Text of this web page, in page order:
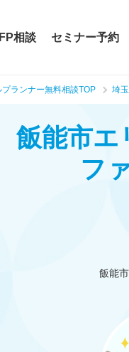
FP相談 セミナー予約
ランナー無料相談TOP 埼
飯能市エ
フ
飯能